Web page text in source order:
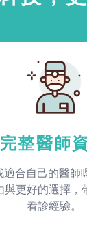
完整醫師
適合自己的醫師
與更好的選擇，
看診經驗。